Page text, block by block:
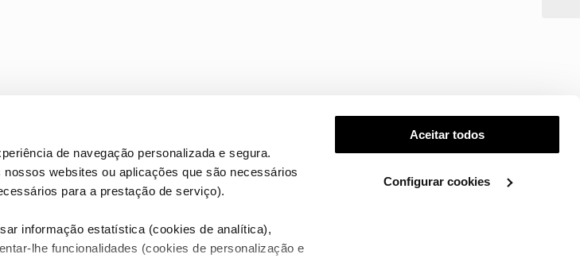
de navegação personalizada e segura.
websites ou aplicações que são necessários
para a prestação de serviço).
informação estatística (cookies de analítica),
lhe funcionalidades (cookies de personalização e
Aceitar todos
Configurar cookies